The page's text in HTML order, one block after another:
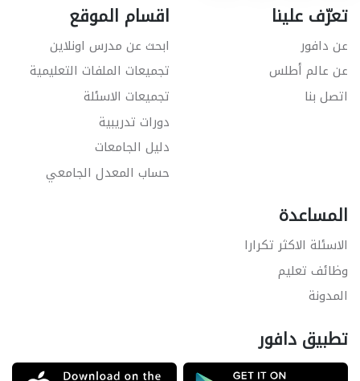
تعرّف علينا
عن دافور
عن عالم أطلس
اتصل بنا
اقسام الموقع
ابحث عن مدرس اونلاين
تجميعات الملفات التعليمية
تجميعات الاسئلة
دورات تدريبية
دليل الجامعات
حساب المعدل الجامعي
المساعدة
الاسئلة الاكثر تكرارا
وظائف تعليم
المدونة
تطبيق دافور